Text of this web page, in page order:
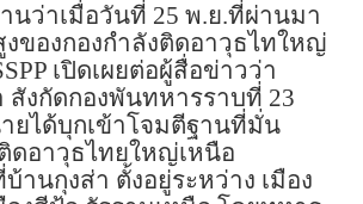
นว่าเมื่อวันที่ 25 พ.ย.ที่ผ่านมา
ของกองกำลังติดอาวุธไทใหญ่
เปิดเผยต่อผู้สื่อข่าวว่า
สังกัดกองพันทหารราบที่ 23
ยได้บุกเข้าโจมตีฐานที่มั่น
ดอาวุธไทยใหญ่เหนือ
บ้านกุงส่า ตั้งอยู่ระหว่าง เมือง